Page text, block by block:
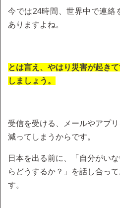
今では24時間、世界中で連絡
ありますよね。
とは言え、やはり災害が起き
しましょう。
受信を受ける、メールやアプ
減ってしまうからです。
日本を出る前に、「自分がい
らどうするか？」を話し合っ
す。